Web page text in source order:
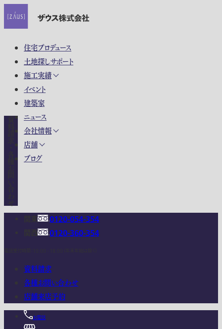
住宅プロデュース
土地探しサポート
施工実績
イベント
建築家
ニュース
会社情報
店舗
ブログ
0120-054-354
0120-360-354
資料請求
各種お問い合わせ
店舗来店予約
お電話